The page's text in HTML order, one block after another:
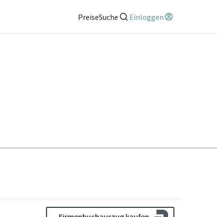
PreiseSuche Einloggen